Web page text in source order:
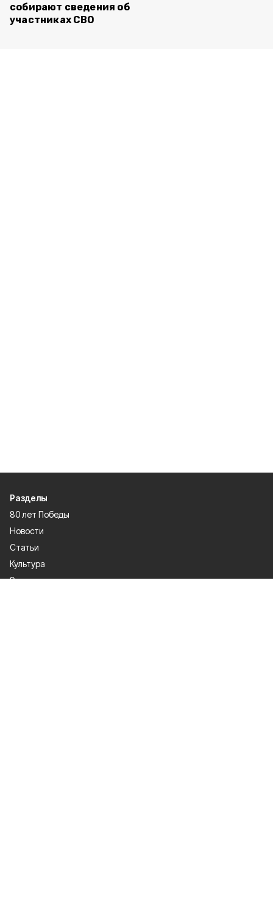
собирают сведения об
участниках СВО
Разделы
80 лет Победы
Новости
Статьи
Культура
Экономика